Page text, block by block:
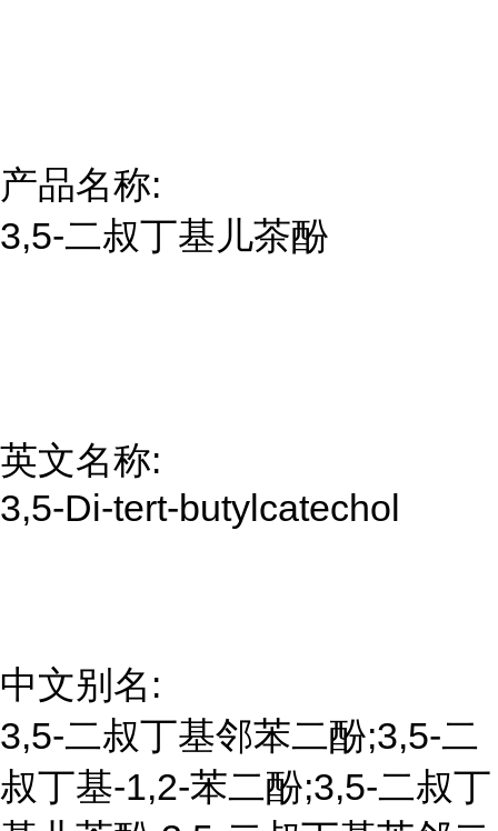
产品名称:
3,5-二叔丁基儿茶酚
英文名称:
3,5-Di-tert-butylcatechol
中文别名:
3,5-二叔丁基邻苯二酚;3,5-二
叔丁基-1,2-苯二酚;3,5-二叔丁